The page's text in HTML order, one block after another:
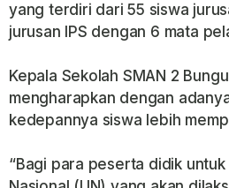
yang terdiri dari 55 siswa
jurusan IPS dengan 6 mata
Kepala Sekolah SMAN 2
mengharapkan dengan
kedepannya siswa lebih
“Bagi para peserta didik